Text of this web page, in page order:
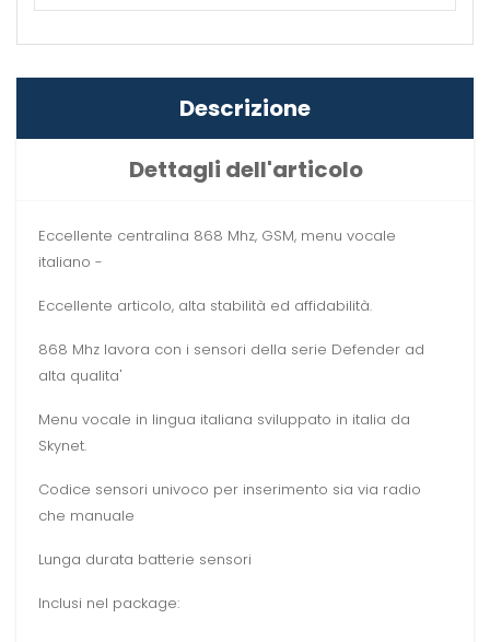
Descrizione
Dettagli dell'articolo
Eccellente centralina 868 Mhz, GSM, menu vocale
italiano -
Eccellente articolo, alta stabilità ed affidabilità.
868 Mhz lavora con i sensori della serie Defender ad
alta qualita'
Menu vocale in lingua italiana sviluppato in italia da
Skynet.
Codice sensori univoco per inserimento sia via radio
che manuale
Lunga durata batterie sensori
Inclusi nel package: